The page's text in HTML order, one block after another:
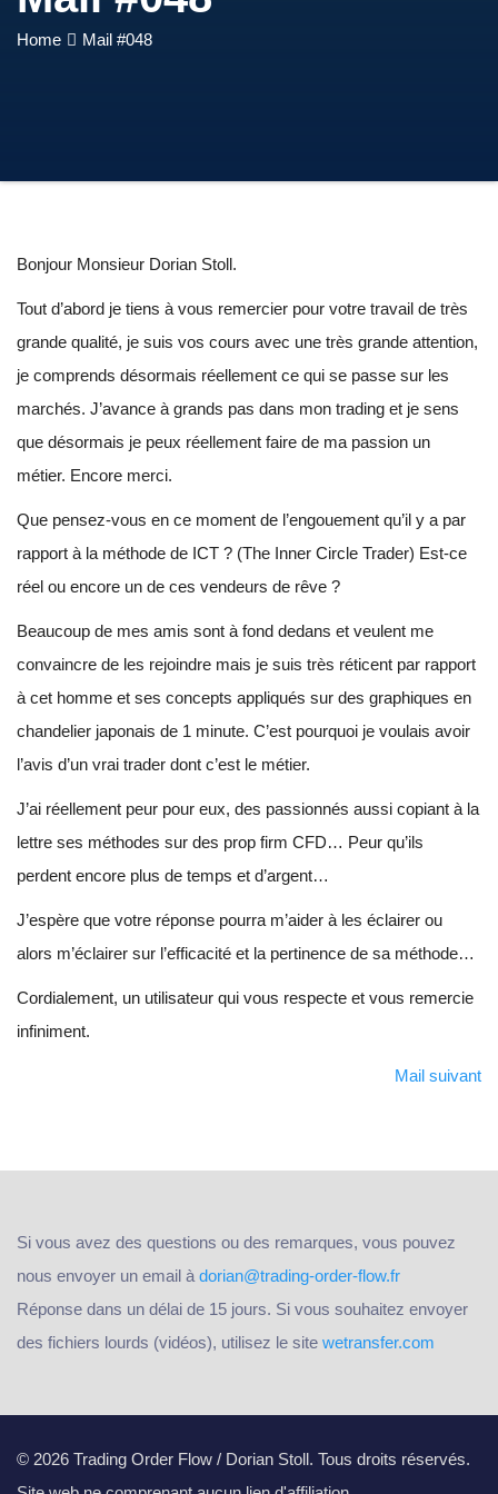
Home Mail #048
Bonjour Monsieur Dorian Stoll.
Tout d’abord je tiens à vous remercier pour votre travail de très
grande qualité, je suis vos cours avec une très grande attention,
je comprends désormais réellement ce qui se passe sur les
marchés. J’avance à grands pas dans mon trading et je sens
que désormais je peux réellement faire de ma passion un
métier. Encore merci.
Que pensez-vous en ce moment de l’engouement qu’il y a par
rapport à la méthode de ICT ? (The Inner Circle Trader) Est-ce
réel ou encore un de ces vendeurs de rêve ?
Beaucoup de mes amis sont à fond dedans et veulent me
convaincre de les rejoindre mais je suis très réticent par rapport
à cet homme et ses concepts appliqués sur des graphiques en
chandelier japonais de 1 minute. C’est pourquoi je voulais avoir
l’avis d’un vrai trader dont c’est le métier.
J’ai réellement peur pour eux, des passionnés aussi copiant à la
lettre ses méthodes sur des prop firm CFD… Peur qu’ils
perdent encore plus de temps et d’argent…
J’espère que votre réponse pourra m’aider à les éclairer ou
alors m’éclairer sur l’efficacité et la pertinence de sa méthode…
Cordialement, un utilisateur qui vous respecte et vous remercie
infiniment.
Mail suivant
Si vous avez des questions ou des remarques, vous pouvez
nous envoyer un email à dorian@trading-order-flow.fr
Réponse dans un délai de 15 jours. Si vous souhaitez envoyer
des fichiers lourds (vidéos), utilisez le site wetransfer.com
© 2026 Trading Order Flow / Dorian Stoll. Tous droits réservés.